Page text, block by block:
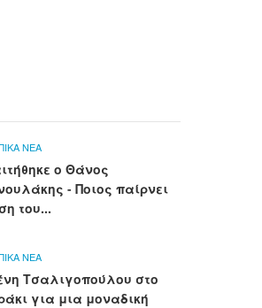
ΝΕΑ
ο Θάνος
- Ποιος παίρνει
του...
ΝΕΑ
Τσαλιγοπούλου στο
για μια μοναδική